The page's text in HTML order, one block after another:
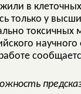
в
только у